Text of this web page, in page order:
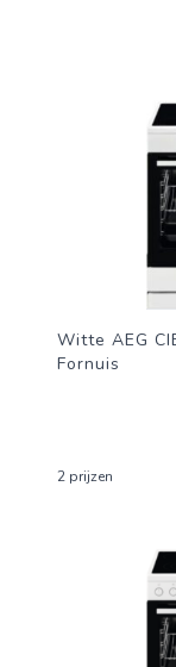
Witte AEG
Fornuis
2 prijzen